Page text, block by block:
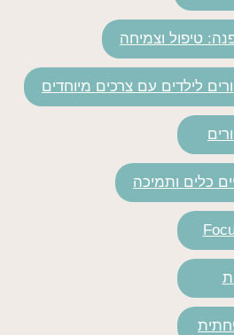
טיפול וצמיחה
לילדים עם צרכים מיוחדים
כלים ותמיכה